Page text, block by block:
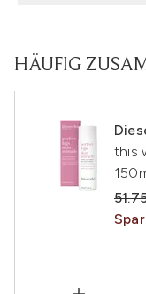
HÄUFIG
this